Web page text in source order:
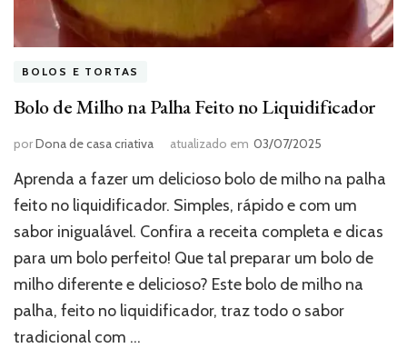
BOLOS E TORTAS
Bolo de Milho na Palha Feito no Liquidificador
porDona de casa criativa atualizado em 03/07/2025
Aprenda a fazer um delicioso bolo de milho na palha
feito no liquidificador. Simples, rápido e com um
sabor inigualável. Confira a receita completa e dicas
para um bolo perfeito! Que tal preparar um bolo de
milho diferente e delicioso? Este bolo de milho na
palha, feito no liquidificador, traz todo o sabor
tradicional com …